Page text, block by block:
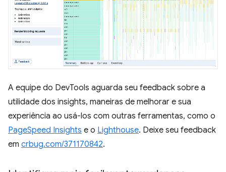
A equipe do DevTools aguarda seu feedback sobre a
utilidade dos insights, maneiras de melhorar e sua
experiência ao usá-los com outras ferramentas, como o
PageSpeed Insights e o Lighthouse. Deixe seu feedback
em crbug.com/371170842.